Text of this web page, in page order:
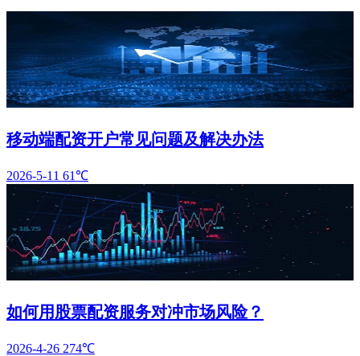
移动端配资开户常见问题及解决办法
2026-5-11 61℃
如何用股票配资服务对冲市场风险？
2026-4-26 274℃